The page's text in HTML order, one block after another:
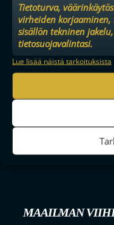
Tietoturva,
virheiden
sisällön tekninen
tietosuojavalintasi.
Lue lisää näistä tarkoituksista
MAAILMAN